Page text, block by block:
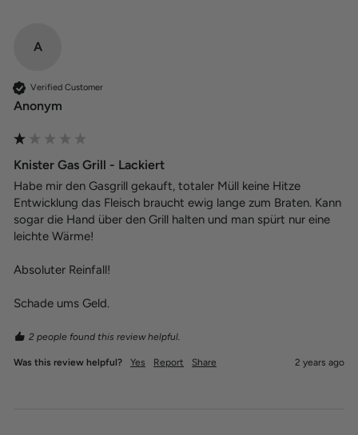
A
Verified Customer
Anonym
Knister Gas Grill - Lackiert
Habe mir den Gasgrill gekauft, totaler Müll keine Hitze
Entwicklung das Fleisch braucht ewig lange zum Braten. Kann
sogar die Hand über den Grill halten und man spürt nur eine
leichte Wärme!
Absoluter Reinfall!
Schade ums Geld.
2 people found this review helpful.
Was this review helpful? Yes Report Share 2 years ago